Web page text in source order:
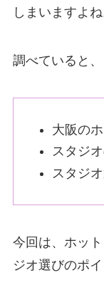
しまいますよね
調べていると
大阪の
スタジ
スタジ
今回は、ホッ
ジオ選びのポ